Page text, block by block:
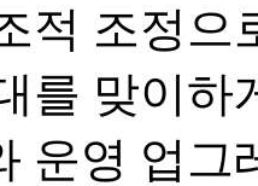
적 조정으
를 맞이하
운영 업